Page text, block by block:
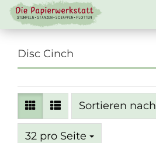
Disc Cinch
Sortieren nach
Sortieren nach
32 pro Seite
pro Seite